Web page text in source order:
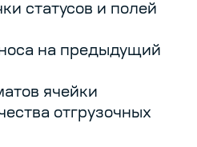
статусов и полей
на предыдущий
ячейки
отгрузочных